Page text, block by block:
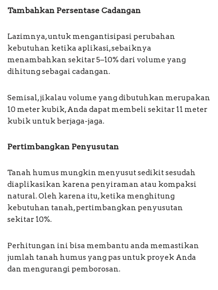
Tambahkan Persentase Cadangan
Lazimnya, untuk mengantisipasi perubahan
kebutuhan ketika aplikasi, sebaiknya
menambahkan sekitar 5–10% dari volume yang
dihitung sebagai cadangan.
Semisal, jikalau volume yang dibutuhkan merupakan
10 meter kubik, Anda dapat membeli sekitar 11 meter
kubik untuk berjaga-jaga.
Pertimbangkan Penyusutan
Tanah humus mungkin menyusut sedikit sesudah
diaplikasikan karena penyiraman atau kompaksi
natural. Oleh karena itu, ketika menghitung
kebutuhan tanah, pertimbangkan penyusutan
sekitar 10%.
Perhitungan ini bisa membantu anda memastikan
jumlah tanah humus yang pas untuk proyek Anda
dan mengurangi pemborosan.